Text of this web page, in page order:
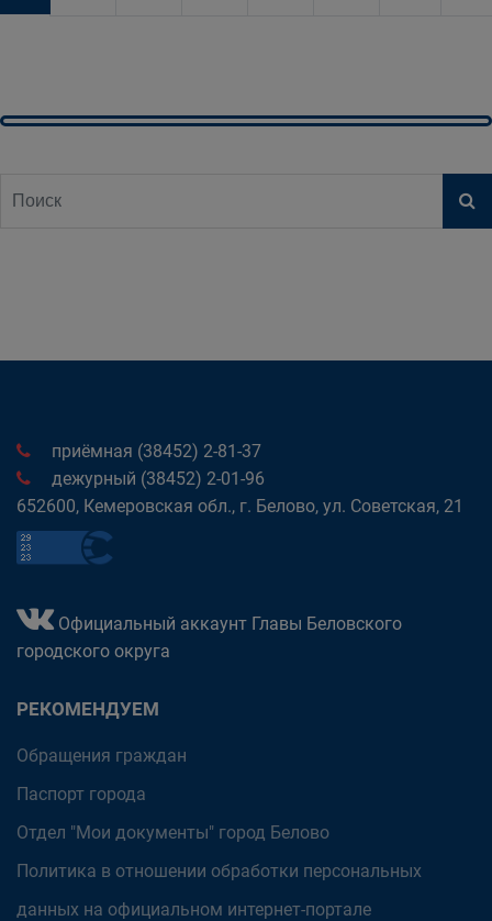
приёмная (38452) 2-81-37
дежурный (38452) 2-01-96
652600, Кемеровская обл., г. Белово, ул. Советская, 21
Официальный аккаунт Главы Беловского
городского округа
РЕКОМЕНДУЕМ
Обращения граждан
Паспорт города
Отдел "Мои документы" город Белово
Политика в отношении обработки персональных
данных на официальном интернет-портале